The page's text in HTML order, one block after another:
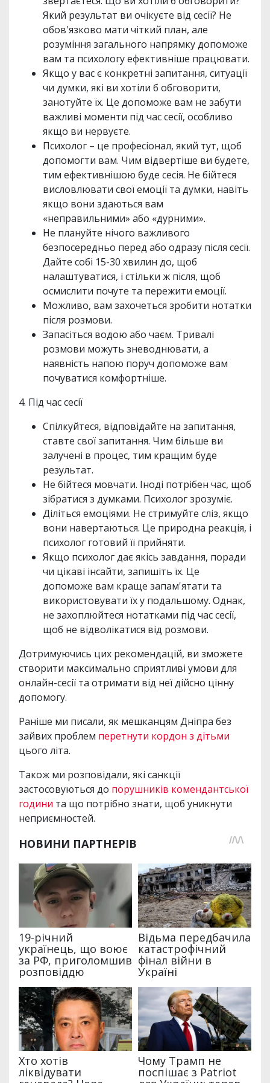
Який результат ви очікуєте від сесії? Не
обов'язково мати чіткий план, але
розуміння загального напрямку допоможе
вам та психологу ефективніше працювати.
Якщо у вас є конкретні запитання, ситуації
чи думки, які ви хотіли б обговорити,
занотуйте їх. Це допоможе вам не забути
важливі моменти під час сесії, особливо
якщо ви нервуєте.
Психолог – це професіонал, який тут, щоб
допомогти вам. Чим відвертіше ви будете,
тим ефективнішою буде сесія. Не бійтеся
висловлювати свої емоції та думки, навіть
якщо вони здаються вам
«неправильними» або «дурними».
Не плануйте нічого важливого
безпосередньо перед або одразу після сесії.
Дайте собі 15-30 хвилин до, щоб
налаштуватися, і стільки ж після, щоб
осмислити почуте та пережити емоції.
Можливо, вам захочеться зробити нотатки
після розмови.
Запасіться водою або чаєм. Тривалі
розмови можуть зневоднювати, а
наявність напою поруч допоможе вам
почуватися комфортніше.
4. Під час сесії
Спілкуйтеся, відповідайте на запитання,
ставте свої запитання. Чим більше ви
залучені в процес, тим кращим буде
результат.
Не бійтеся мовчати. Іноді потрібен час, щоб
зібратися з думками. Психолог зрозуміє.
Діліться емоціями. Не стримуйте сліз, якщо
вони навертаються. Це природна реакція, і
психолог готовий її прийняти.
Якщо психолог дає якісь завдання, поради
чи цікаві інсайти, запишіть їх. Це
допоможе вам краще запам'ятати та
використовувати їх у подальшому. Однак,
не захоплюйтеся нотатками під час сесії,
щоб не відволікатися від розмови.
Дотримуючись цих рекомендацій, ви зможете
створити максимально сприятливі умови для
онлайн-сесії та отримати від неї дійсно цінну
допомогу.
Раніше ми писали, як мешканцям Дніпра без
зайвих проблем перетнути кордон з дітьми
цього літа.
Також ми розповідали, які санкції
застосовуються до порушників комендантської
години та що потрібно знати, щоб уникнути
неприємностей.